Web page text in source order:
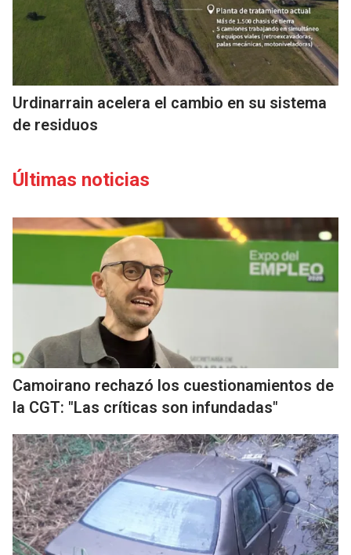
Urdinarrain acelera el cambio en su sistema
de residuos
Últimas noticias
Camoirano rechazó los cuestionamientos de
la CGT: "Las críticas son infundadas"